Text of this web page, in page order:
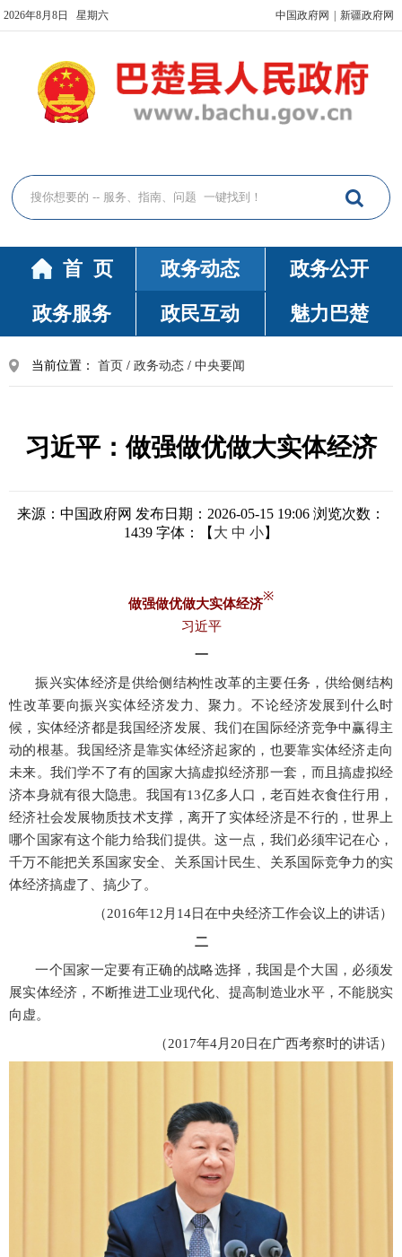
2026年8月8日 星期六 中国政府网 新疆政府网
首 页 政务动态
政务公开
政务服务
政民互动 魅力巴楚
当前位置： 首页 / 政务动态 / 中央要闻
习近平：做强做优做大实体经济
来源：中国政府网 发布日期：2026-05-15 19:06 浏览次数：
1439 字体：【 大 中 小】
做强做优做大实体经济
※
习近平
一
振兴实体经济是供给侧结构性改革的主要任务，供给侧结构
性改革要向振兴实体经济发力、聚力。不论经济发展到什么时
候，实体经济都是我国经济发展、我们在国际经济竞争中赢得主
动的根基。我国经济是靠实体经济起家的，也要靠实体经济走向
未来。我们学不了有的国家大搞虚拟经济那一套，而且搞虚拟经
济本身就有很大隐患。我国有13亿多人口，老百姓衣食住行用，
经济社会发展物质技术支撑，离开了实体经济是不行的，世界上
哪个国家有这个能力给我们提供。这一点，我们必须牢记在心，
千万不能把关系国家安全、关系国计民生、关系国际竞争力的实
体经济搞虚了、搞少了。
（2016年12月14日在中央经济工作会议上的讲话）
二
一个国家一定要有正确的战略选择，我国是个大国，必须发
展实体经济，不断推进工业现代化、提高制造业水平，不能脱实
向虚。
（2017年4月20日在广西考察时的讲话）